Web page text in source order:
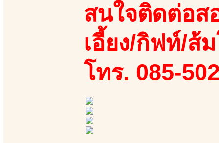
สนใจติดต่อส
เอี้ยง/กิฟท์/ส้
โทร. 085-